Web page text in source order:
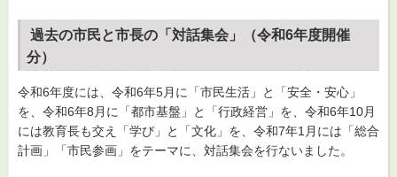
過去の市民と市長の「対話集会」（令和6年度開催
分）
令和6年度には、令和6年5月に「市民生活」と「安全・安心」
を、令和6年8月に「都市基盤」と「行政経営」を、令和6年10月
には教育長も交え「学び」と「文化」を、令和7年1月には「総合
計画」「市民参画」をテーマに、対話集会を行ないました。